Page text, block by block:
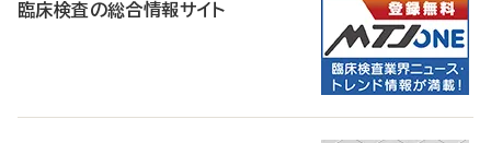
臨床検査の総合情報サイト